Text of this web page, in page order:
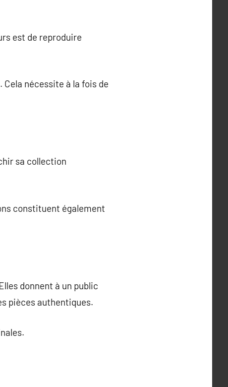
est de reproduire
nécessite à la fois de
sa collection
constituent également
donnent à un public
pièces authentiques.